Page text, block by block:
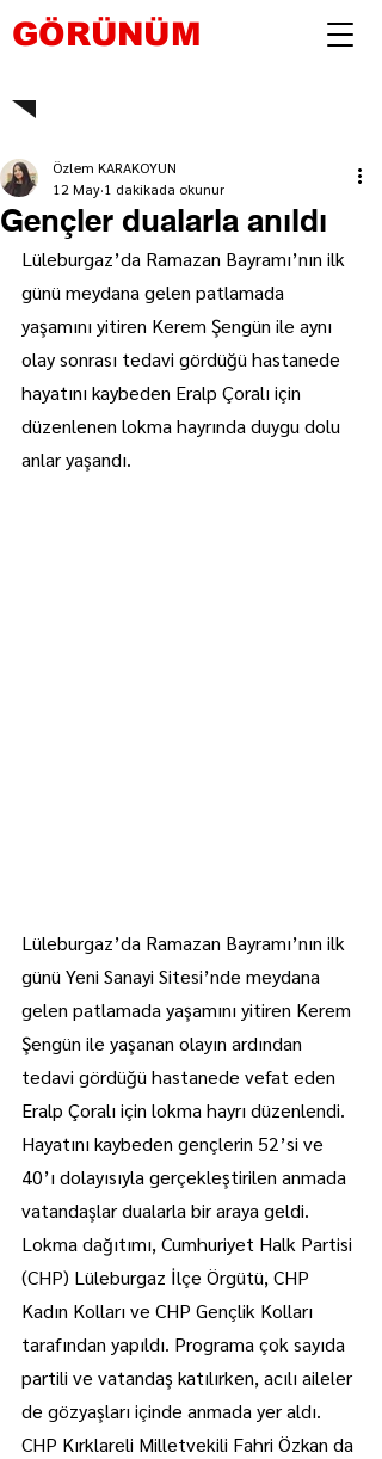
GÖRÜNÜM
Gençler dualarla anıldı
Özlem KARAKOYUN
12 May 1 dakikada okunur
Lüleburgaz’da Ramazan Bayramı’nın ilk
günü meydana gelen patlamada
yaşamını yitiren Kerem Şengün ile aynı
olay sonrası tedavi gördüğü hastanede
hayatını kaybeden Eralp Çoralı için
düzenlenen lokma hayrında duygu dolu
anlar yaşandı.
Lüleburgaz’da Ramazan Bayramı’nın ilk
günü Yeni Sanayi Sitesi’nde meydana
gelen patlamada yaşamını yitiren Kerem
Şengün ile yaşanan olayın ardından
tedavi gördüğü hastanede vefat eden
Eralp Çoralı için lokma hayrı düzenlendi.
Hayatını kaybeden gençlerin 52’si ve
40’ı dolayısıyla gerçekleştirilen anmada
vatandaşlar dualarla bir araya geldi.
Lokma dağıtımı, Cumhuriyet Halk Partisi
(CHP) Lüleburgaz İlçe Örgütü, CHP
Kadın Kolları ve CHP Gençlik Kolları
tarafından yapıldı. Programa çok sayıda
partili ve vatandaş katılırken, acılı aileler
de gözyaşları içinde anmada yer aldı.
CHP Kırklareli Milletvekili Fahri Özkan da